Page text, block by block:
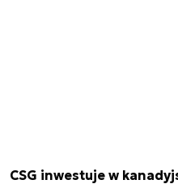
CSG inwestuje w